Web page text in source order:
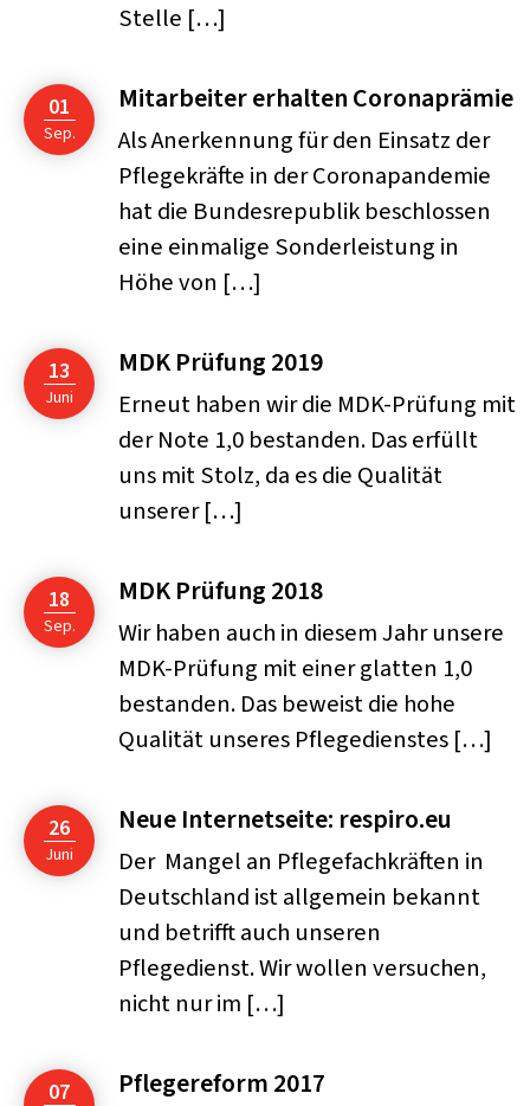
Stelle […]
01
Sep.
Mitarbeiter erhalten Coronaprämie
Als Anerkennung für den Einsatz der
Pflegekräfte in der Coronapandemie
hat die Bundesrepublik beschlossen
eine einmalige Sonderleistung in
Höhe von […]
13
Juni
MDK Prüfung 2019
Erneut haben wir die MDK-Prüfung mit
der Note 1,0 bestanden. Das erfüllt
uns mit Stolz, da es die Qualität
unserer […]
18
Sep.
MDK Prüfung 2018
Wir haben auch in diesem Jahr unsere
MDK-Prüfung mit einer glatten 1,0
bestanden. Das beweist die hohe
Qualität unseres Pflegedienstes […]
26
Juni
Neue Internetseite: respiro.eu
Der Mangel an Pflegefachkräften in
Deutschland ist allgemein bekannt
und betrifft auch unseren
Pflegedienst. Wir wollen versuchen,
nicht nur im […]
07 Pflegereform 2017